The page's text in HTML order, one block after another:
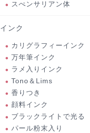
スぺンサリアン体
インク
カリグラフィーインク
万年筆インク
ラメ入りインク
Tono＆Lims
香りつき
顔料インク
ブラックライトで光る
パール粉末入り